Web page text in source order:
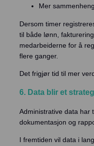
Mer
Dersom timer
til både lønn,
medarbeiderne for å
flere ganger.
Det frigjør tid til mer
6. Data blir et
Administrative data har
dokumentasjon og
I fremtiden vil data i